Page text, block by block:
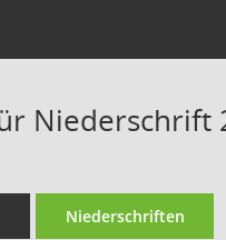
Niederschrift
Niederschriften